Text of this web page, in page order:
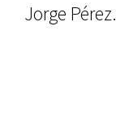
Jorge Pérez.